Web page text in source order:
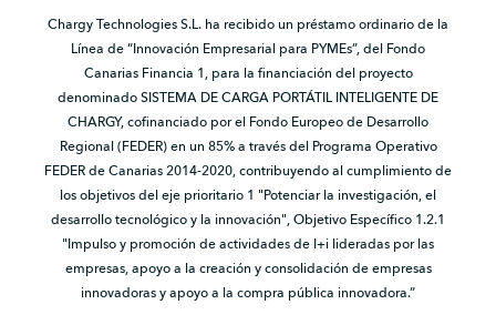
Chargy Technologies S.L. ha recibido un préstamo ordinario de la
Línea de “Innovación Empresarial para PYMEs”, del Fondo
Canarias Financia 1, para la financiación del proyecto
denominado SISTEMA DE CARGA PORTÁTIL INTELIGENTE DE
CHARGY, cofinanciado por el Fondo Europeo de Desarrollo
Regional (FEDER) en un 85% a través del Programa Operativo
FEDER de Canarias 2014-2020, contribuyendo al cumplimiento de
los objetivos del eje prioritario 1 "Potenciar la investigación, el
desarrollo tecnológico y la innovación", Objetivo Específico 1.2.1
"Impulso y promoción de actividades de I+i lideradas por las
empresas, apoyo a la creación y consolidación de empresas
innovadoras y apoyo a la compra pública innovadora.”